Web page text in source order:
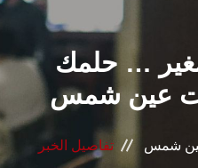
القطاعـات
الشئون الأكاديمية
البحث العلمي
الرعاية الصحية
… حلمك
عين شمس
شمس تفاصيل الخبر